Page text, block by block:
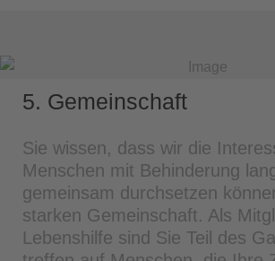
5. Gemeinschaft
Sie wissen, dass wir die
Menschen mit Behinderung
gemeinsam durchsetzen
starken Gemeinschaft. Als
Lebenshilfe sind Sie Teil des